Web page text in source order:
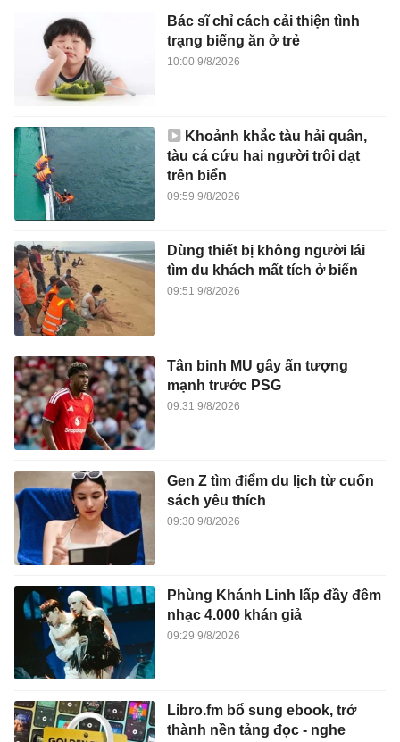
Bác sĩ chỉ cách cải thiện tình
trạng biếng ăn ở trẻ
10:00 9/8/2026
Khoảnh khắc tàu hải quân,
tàu cá cứu hai người trôi dạt
trên biển
09:59 9/8/2026
Dùng thiết bị không người lái
tìm du khách mất tích ở biển
09:51 9/8/2026
Tân binh MU gây ấn tượng
mạnh trước PSG
09:31 9/8/2026
Gen Z tìm điểm du lịch từ cuốn
sách yêu thích
09:30 9/8/2026
Phùng Khánh Linh lấp đầy đêm
nhạc 4.000 khán giả
09:29 9/8/2026
Libro.fm bổ sung ebook, trở
thành nền tảng đọc - nghe